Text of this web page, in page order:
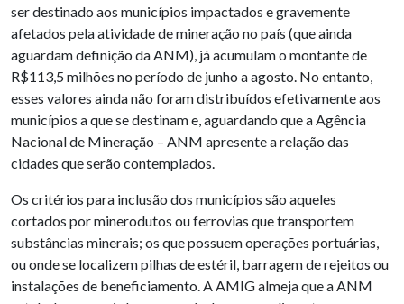
ser destinado aos municípios impactados e gravemente
afetados pela atividade de mineração no país (que ainda
aguardam definição da ANM), já acumulam o montante de
R$113,5 milhões no período de junho a agosto. No entanto,
esses valores ainda não foram distribuídos efetivamente aos
municípios a que se destinam e, aguardando que a Agência
Nacional de Mineração – ANM apresente a relação das
cidades que serão contemplados.
Os critérios para inclusão dos municípios são aqueles
cortados por minerodutos ou ferrovias que transportem
substâncias minerais; os que possuem operações portuárias,
ou onde se localizem pilhas de estéril, barragem de rejeitos ou
instalações de beneficiamento. A AMIG almeja que a ANM